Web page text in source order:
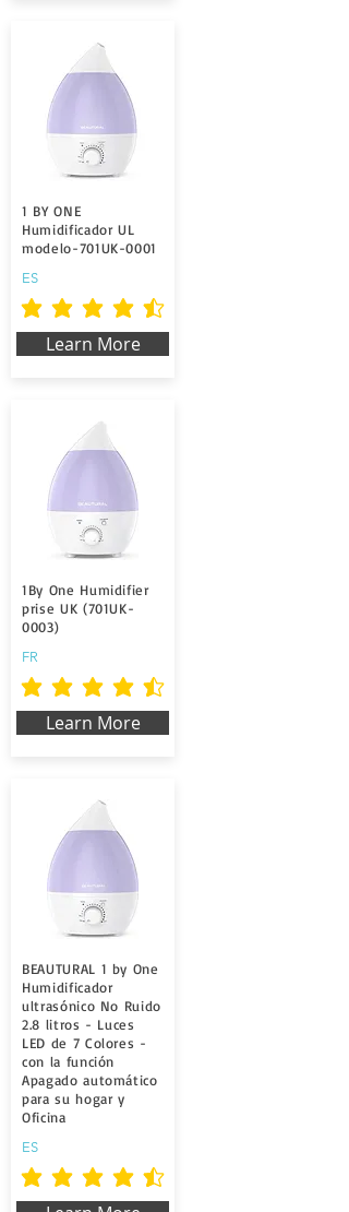
1 BY ONE
Humidificador UL
modelo-701UK-0001
ES
durchschnittliches Rating ist 4.5 von 5
Learn More
1By One Humidifier
prise UK (701UK-
0003)
FR
durchschnittliches Rating ist 4.5 von 5
Learn More
BEAUTURAL 1 by One
Humidificador
ultrasónico No Ruido
2.8 litros - Luces
LED de 7 Colores -
con la función
Apagado automático
para su hogar y
Oficina
ES
durchschnittliches Rating ist 4.5 von 5